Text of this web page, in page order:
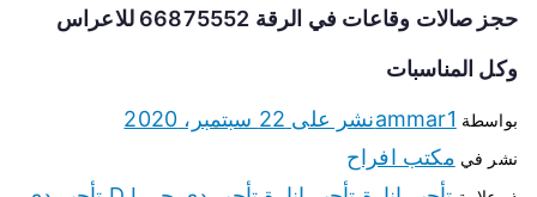
حجز صالات وقاعات في الرقة 66875552 للاعراس
وكل المناسبات
بواسطة ammar1نشر على 22 سبتمبر، 2020
نشر في مكتب افراح